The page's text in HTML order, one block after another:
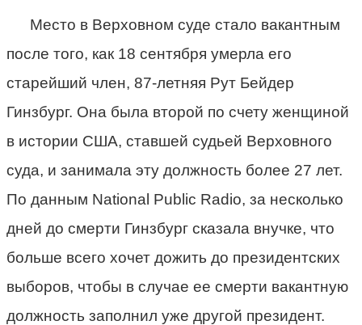
Место в Верховном суде стало вакантным
после того, как 18 сентября умерла его
старейший член, 87-летняя Рут Бейдер
Гинзбург. Она была второй по счету женщиной
в истории США, ставшей судьей Верховного
суда, и занимала эту должность более 27 лет.
По данным National Public Radio, за несколько
дней до смерти Гинзбург сказала внучке, что
больше всего хочет дожить до президентских
выборов, чтобы в случае ее смерти вакантную
должность заполнил уже другой президент.